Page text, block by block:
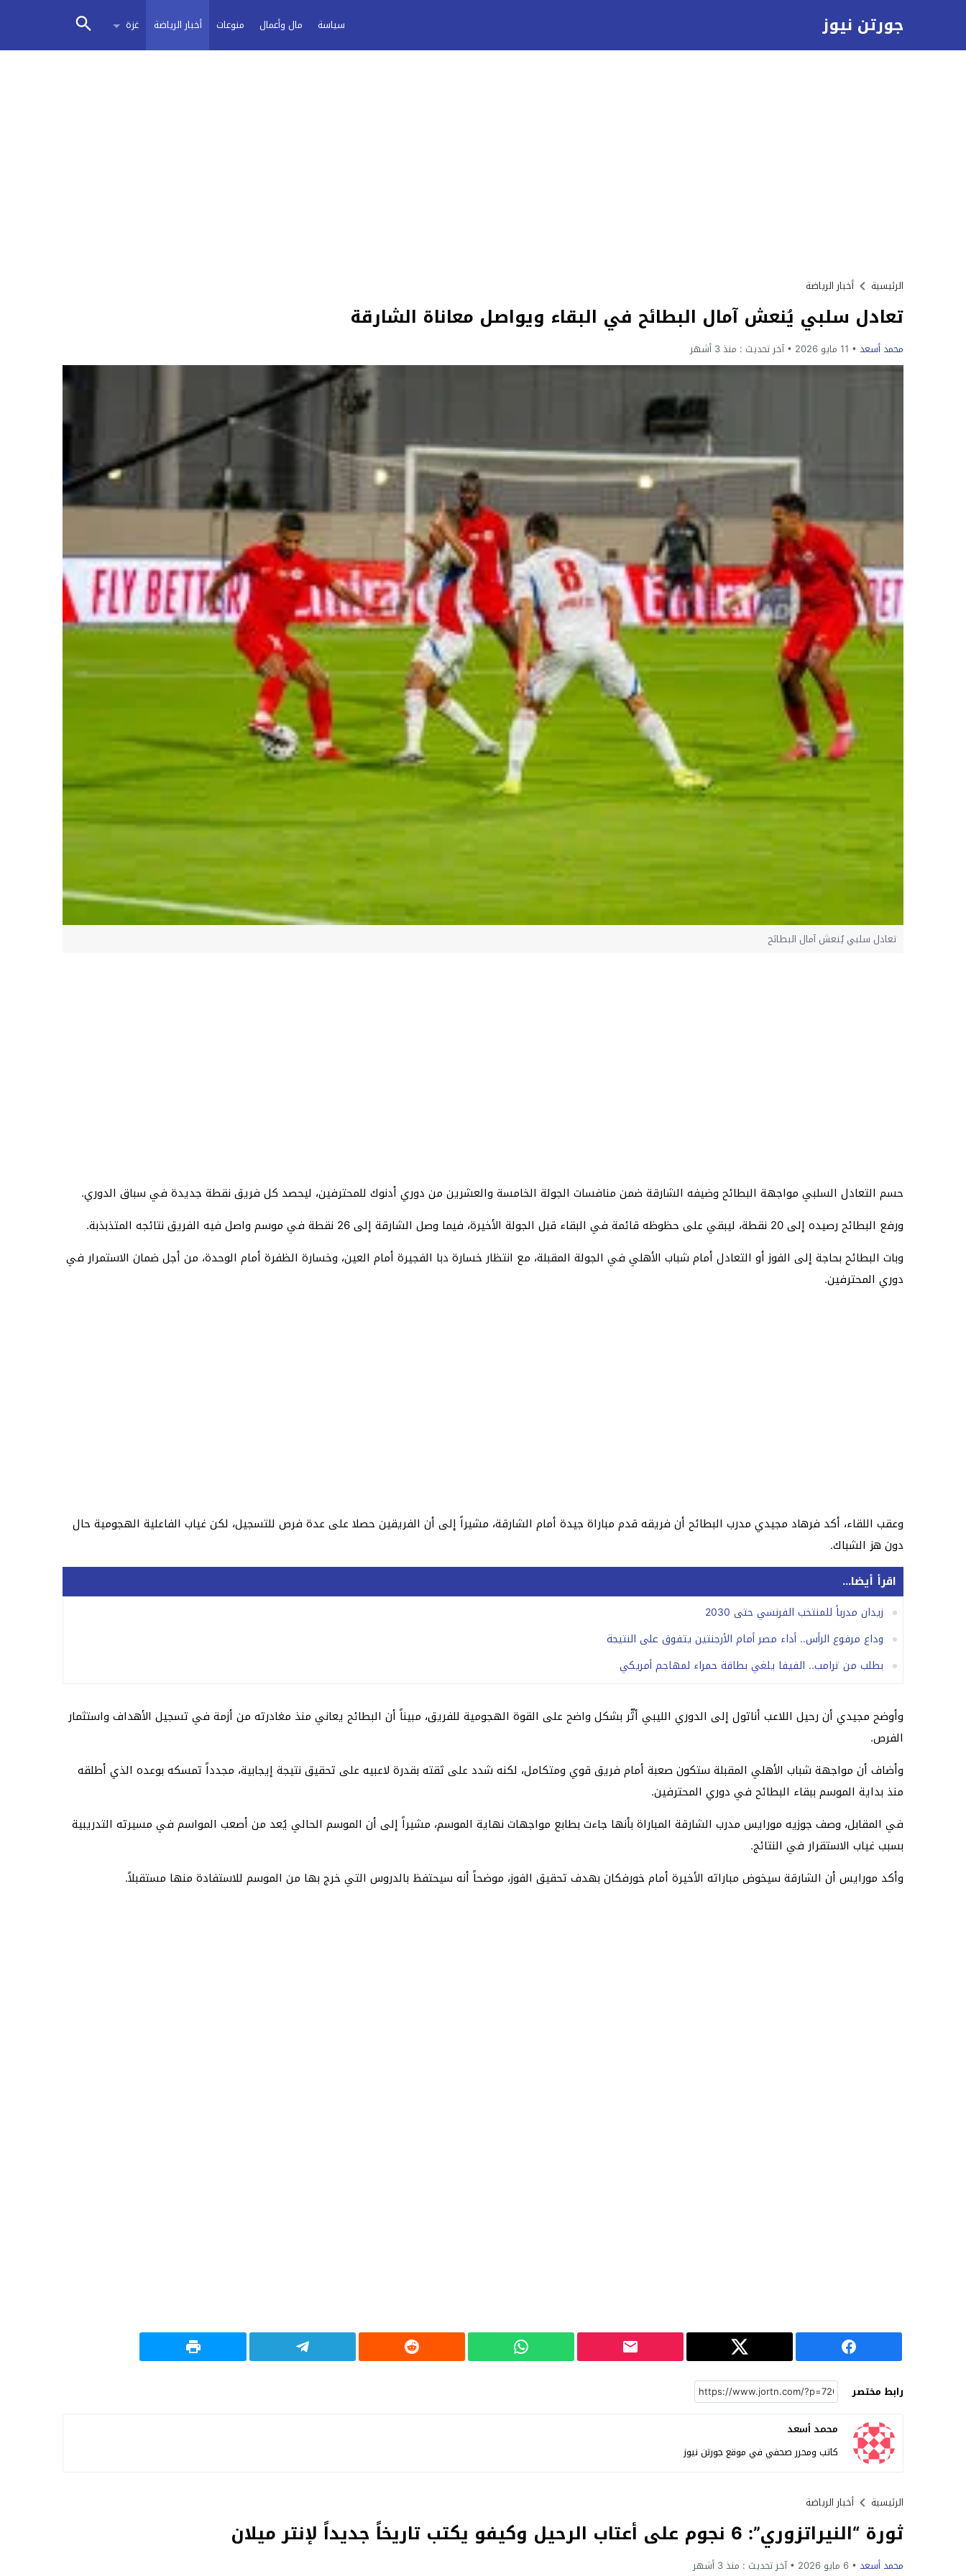
جورتن نيوز سياسة مال وأعمال منوعات أخبار الرياضة غزة
الرئيسية أخبار الرياضة
تعادل سلبي يُنعش آمال البطائح في البقاء ويواصل معاناة الشارقة
محمد أسعد 11 مايو 2026 آخر تحديث : منذ 3 أشهر
تعادل سلبي يُنعش آمال البطائح
حسم التعادل السلبي مواجهة البطائح وضيفه الشارقة ضمن منافسات الجولة الخامسة والعشرين من دوري أدنوك للمحترفين، ليحصد كل فريق نقطة جديدة في سباق الدوري.
ورفع البطائح رصيده إلى 20 نقطة، ليبقي على حظوظه قائمة في البقاء قبل الجولة الأخيرة، فيما وصل الشارقة إلى 26 نقطة في موسم واصل فيه الفريق نتائجه المتذبذبة.
وبات البطائح بحاجة إلى الفوز أو التعادل أمام شباب الأهلي في الجولة المقبلة، مع انتظار خسارة دبا الفجيرة أمام العين، وخسارة الظفرة أمام الوحدة، من أجل ضمان الاستمرار في
دوري المحترفين.
وعقب اللقاء، أكد فرهاد مجيدي مدرب البطائح أن فريقه قدم مباراة جيدة أمام الشارقة، مشيراً إلى أن الفريقين حصلا على عدة فرص للتسجيل، لكن غياب الفاعلية الهجومية حال
دون هز الشباك.
اقرأ أيضا...
زيدان مدرباً للمنتخب الفرنسي حتى 2030
وداع مرفوع الرأس.. أداء مصر أمام الأرجنتين يتفوق على النتيجة
بطلب من ترامب.. الفيفا يلغي بطاقة حمراء لمهاجم أمريكي
وأوضح مجيدي أن رحيل اللاعب أناتول إلى الدوري الليبي أثّر بشكل واضح على القوة الهجومية للفريق، مبيناً أن البطائح يعاني منذ مغادرته من أزمة في تسجيل الأهداف واستثمار
الفرص.
وأضاف أن مواجهة شباب الأهلي المقبلة ستكون صعبة أمام فريق قوي ومتكامل، لكنه شدد على ثقته بقدرة لاعبيه على تحقيق نتيجة إيجابية، مجدداً تمسكه بوعده الذي أطلقه
منذ بداية الموسم ببقاء البطائح في دوري المحترفين.
في المقابل، وصف جوزيه مورايس مدرب الشارقة المباراة بأنها جاءت بطابع مواجهات نهاية الموسم، مشيراً إلى أن الموسم الحالي يُعد من أصعب المواسم في مسيرته التدريبية
بسبب غياب الاستقرار في النتائج.
وأكد مورايس أن الشارقة سيخوض مباراته الأخيرة أمام خورفكان بهدف تحقيق الفوز، موضحاً أنه سيحتفظ بالدروس التي خرج بها من الموسم للاستفادة منها مستقبلاً.
رابط مختصر
محمد أسعد
كاتب ومحرر صحفي في موقع جورتن نيوز
الرئيسية أخبار الرياضة
ثورة “النيراتزوري”: 6 نجوم على أعتاب الرحيل وكيفو يكتب تاريخاً جديداً لإنتر ميلان
محمد أسعد 6 مايو 2026 آخر تحديث : منذ 3 أشهر